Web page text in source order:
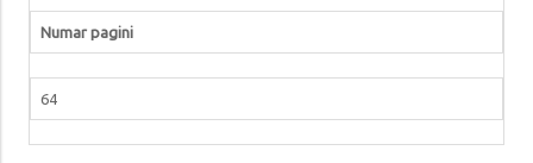
Numar pagini
64